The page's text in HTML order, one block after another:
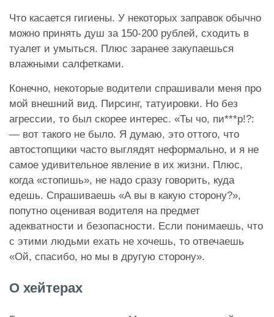
Что касается гигиены. У некоторых заправок обычно
можно принять душ за 150-200 рублей, сходить в
туалет и умыться. Плюс заранее закупаешься
влажными салфетками.
Конечно, некоторые водители спрашивали меня про
мой внешний вид. Пирсинг, татуировки. Но без
агрессии, то был скорее интерес. «Ты чо, пи***р!?:
— вот такого не было. Я думаю, это оттого, что
автостопщики часто выглядят неформально, и я не
самое удивительное явление в их жизни. Плюс,
когда «стопишь», не надо сразу говорить, куда
едешь. Спрашиваешь «А вы в какую сторону?»,
попутно оценивая водителя на предмет
адекватности и безопасности. Если понимаешь, что
с этими людьми ехать не хочешь, то отвечаешь
«Ой, спасибо, но мы в другую сторону».
О хейтерах